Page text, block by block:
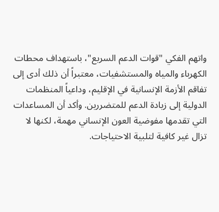
واتهم الفكي "قوات الدعم السريع"، باستهداف محطات
الكهرباء والمياه والمستشفيات، معتبراً أن ذلك أدى إلى
تفاقم الأزمة الإنسانية في الإقليم، وداعياً المنظمات
الدولية إلى زيادة الدعم للمتضررين. وأكد أن المساعدات
التي تقدمها مفوضية العون الإنساني مهمة، لكنها لا
تزال غير كافية لتلبية الاحتياجات.